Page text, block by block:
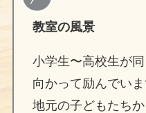
教室の風景
小学生〜高校生が
向かって励んでいま
地元の子どもたち